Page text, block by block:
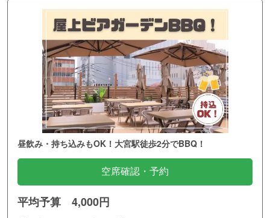
昼飲み・持ち込みもOK！大宮駅徒歩2分でBBQ！
空席確認・予約
平均予算 4,000円